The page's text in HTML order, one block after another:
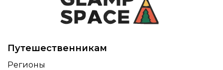
Путешественникам
Регионы